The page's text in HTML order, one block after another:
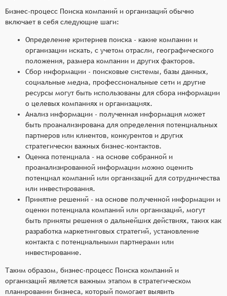
Бизнес-процесс Поиска компаний и организаций обычно
включает в себя следующие шаги:
Определение критериев поиска - какие компании и
организации искать, с учетом отрасли, географического
положения, размера компании и других факторов.
Сбор информации - поисковые системы, базы данных,
социальные медиа, профессиональные сети и другие
ресурсы могут быть использованы для сбора информации
о целевых компаниях и организациях.
Анализ информации - полученная информация может
быть проанализирована для определения потенциальных
партнеров или клиентов, конкурентов и других
стратегически важных бизнес-контактов.
Оценка потенциала - на основе собранной и
проанализированной информации можно оценить
потенциал компаний или организаций для сотрудничества
или инвестирования.
Принятие решений - на основе полученной информации и
оценки потенциала компаний или организаций, могут
быть приняты решения о дальнейших действиях, таких как
разработка маркетинговых стратегий, установление
контакта с потенциальными партнерами или
инвестирование.
Таким образом, бизнес-процесс Поиска компаний и
организаций является важным этапом в стратегическом
планировании бизнеса, который помогает выявить